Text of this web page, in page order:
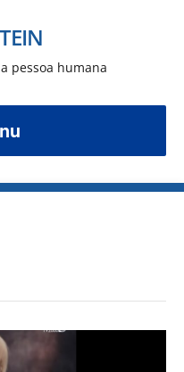
pessoa humana